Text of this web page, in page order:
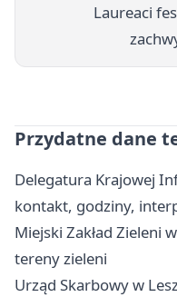
Laureaci
Przydatne dane
Delegatura Krajowej
kontakt, godziny,
Miejski Zakład Zieleni
tereny zieleni
Urząd Skarbowy w